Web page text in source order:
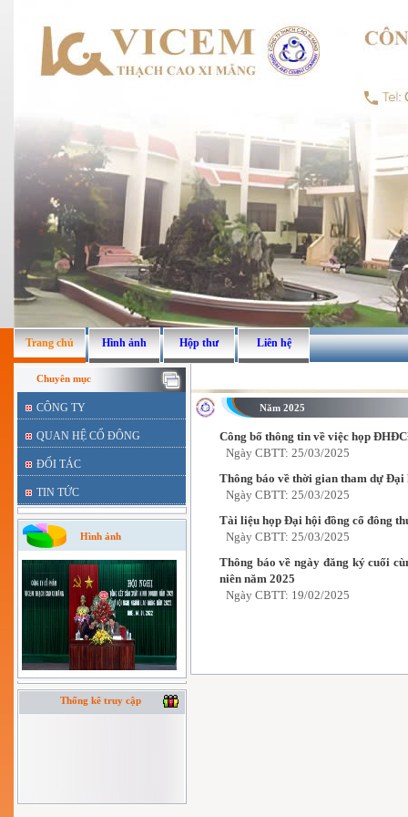
Trang chủ Hình ảnh Hộp thư Liên hệ
Chuyên mục
CÔNG TY
QUAN HỆ CỔ ĐÔNG
ĐỐI TÁC
TIN TỨC
Hình ảnh
Thống kê truy cập
Năm 2025
Công bố thông tin về việc họp
Ngày CBTT: 25/03/2025
Thông báo về thời gian tham dự Đại
Ngày CBTT: 25/03/2025
Tài liệu họp Đại hội đồng cổ đông
Ngày CBTT: 25/03/2025
Thông báo về ngày đăng ký cuối
niên năm 2025
Ngày CBTT: 19/02/2025